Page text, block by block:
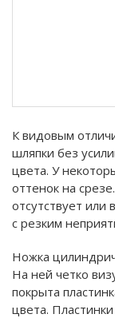
К видовым
шляпки без
цвета. У
оттенок на
отсутствует или
с резким
Ножка
На ней четко
покрыта
цвета.